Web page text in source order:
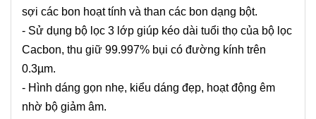
sợi các bon hoạt tính và than các bon dạng bột.
- Sử dụng bộ lọc 3 lớp giúp kéo dài tuổi thọ của bộ lọc
Cacbon, thu giữ 99.997% bụi có đường kính trên
0.3µm.
- Hình dáng gọn nhẹ, kiểu dáng đẹp, hoạt động êm
nhờ bộ giảm âm.